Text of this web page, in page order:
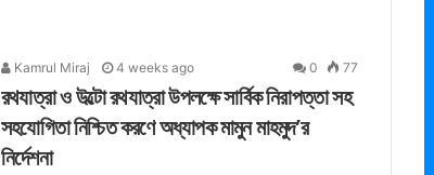
Kamrul Miraj 4 weeks ago 0 77
রথযাত্রা ও উল্টো রথযাত্রা উপলক্ষে সার্বিক নিরাপত্তা সহ
সহযোগিতা নিশ্চিত করণে অধ্যাপক মামুন মাহমুদ’র
নির্দেশনা